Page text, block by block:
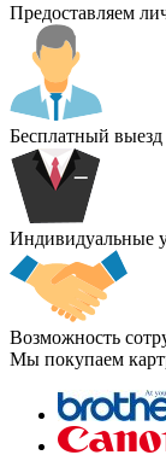
Предоставляем
Бесплатный выезд
Индивидуальные
Возможность
Мы покупаем